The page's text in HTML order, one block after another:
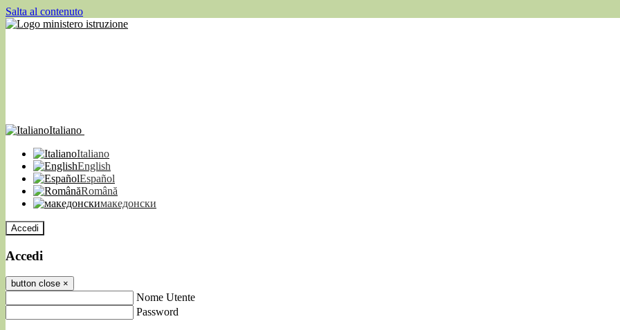
Salta al contenuto
Italiano
Italiano
English
Español
Română
македонски
Accedi
Accedi
button close ×
Nome Utente
Password